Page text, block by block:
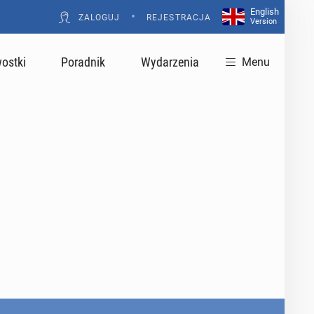
ZALOGUJ • REJESTRACJA
English
Version
Poradnik Wydarzenia Menu